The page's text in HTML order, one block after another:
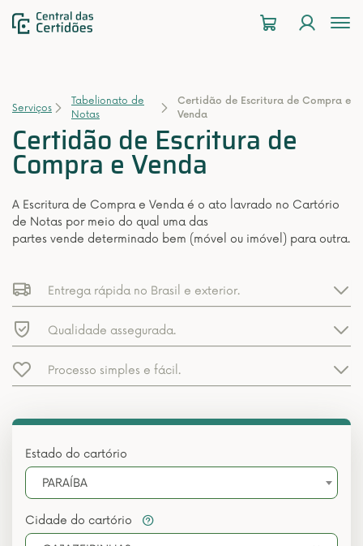
Serviços
Tabelionato de
Notas
Certidão de Escritura de Compra e
Venda
Certidão de Escritura de
Compra e Venda
A Escritura de Compra e Venda é o ato lavrado no Cartório
de Notas por meio do qual uma das
partes vende determinado bem (móvel ou imóvel) para outra.
Entrega rápida no Brasil e exterior.
Qualidade assegurada.
Processo simples e fácil.
Estado do cartório
PARAÍBA
Cidade do cartório